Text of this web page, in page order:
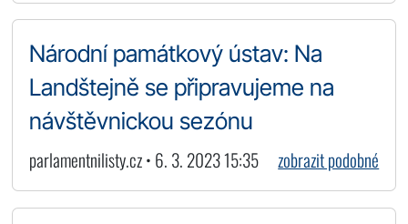
Národní památkový ústav: Na
Landštejně se připravujeme na
návštěvnickou sezónu
parlamentnilisty.cz • 6. 3. 2023 15:35 zobrazit podobné